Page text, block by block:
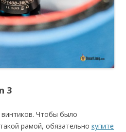
3
винтиков. Чтобы было
рамой, обязательно купите